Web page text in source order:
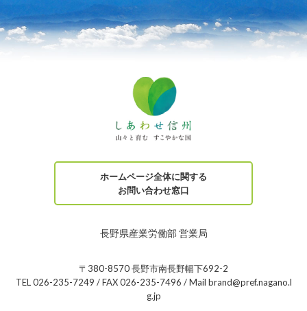
ホームページ全体に関する
お問い合わせ窓口
長野県産業労働部 営業局
〒380-8570 長野市南長野幅下692-2
TEL 026-235-7249 / FAX 026-235-7496 / Mail brand@pref.nagano.l
g.jp